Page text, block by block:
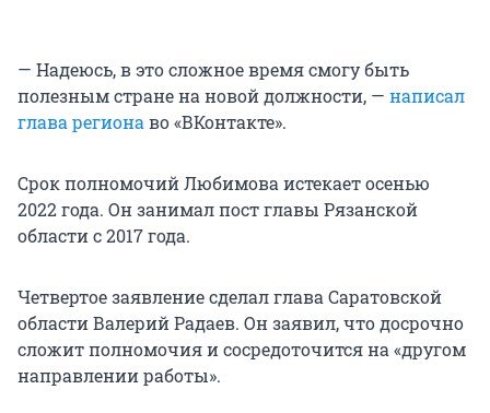
— Надеюсь, в это сложное время смогу быть
полезным стране на новой должности, — написал
глава региона во «ВКонтакте».
Срок полномочий Любимова истекает осенью
2022 года. Он занимал пост главы Рязанской
области с 2017 года.
Четвертое заявление сделал глава Саратовской
области Валерий Радаев. Он заявил, что досрочно
сложит полномочия и сосредоточится на «другом
направлении работы».